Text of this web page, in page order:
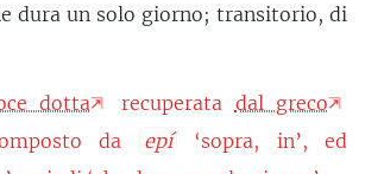
dura un solo giorno; transitorio, di
dotta recuperata dal greco
da epí
‘sopra, in’, ed